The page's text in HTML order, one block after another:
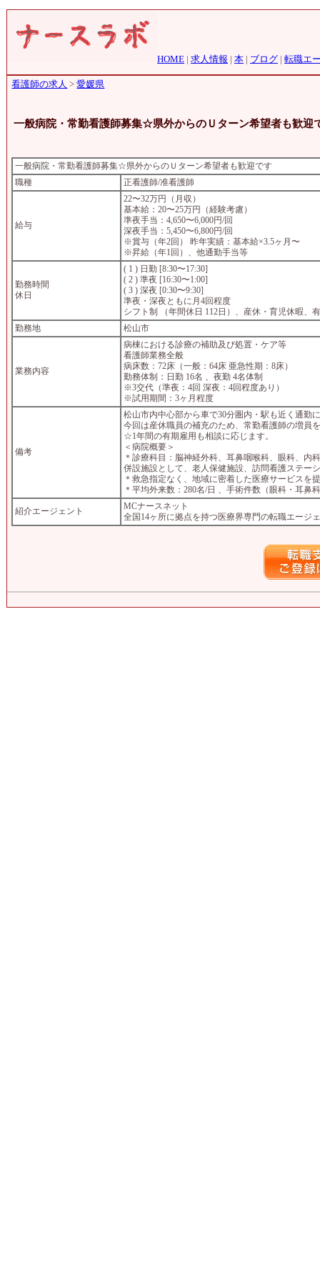
HOME | 求人情報 | 本 | ブログ | 転職エ
看護師の求人 >愛媛県
一般病院・常勤看護師募集☆県外からのＵターン希望者も歓迎
一般病院・常勤看護師募集☆県外からのＵターン希望者も歓迎です
職種
正看護師/准看護師
給与
22〜32万円（月収）
基本給：20〜25万円（経験考慮）
準夜手当：4,650〜6,000円/回
深夜手当：5,450〜6,800円/回
※賞与（年2回） 昨年実績：基本給×3.5ヶ月〜
※昇給（年1回）、他通勤手当等
勤務時間
休日
( 1 ) 日勤 [8:30〜17:30]
( 2 ) 準夜 [16:30〜1:00]
( 3 ) 深夜 [0:30〜9:30]
準夜・深夜ともに月4回程度
シフト制 （年間休日 112日）、産休・育児休暇、
勤務地
松山市
業務内容
病棟における診療の補助及び処置・ケア等
看護師業務全般
病床数：72床（一般：64床 亜急性期：8床）
勤務体制：日勤 16名 、夜勤 4名体制
※3交代（準夜：4回 深夜：4回程度あり）
※試用期間：3ヶ月程度
備考
松山市内中心部から車で30分圏内・駅も近く通勤
今回は産休職員の補充のため、常勤看護師の増員
☆1年間の有期雇用も相談に応じます。
＜病院概要＞
＊診療科目：脳神経外科、耳鼻咽喉科、眼科、内
併設施設として、老人保健施設、訪問看護ステー
＊救急指定なく、地域に密着した医療サービスを
＊平均外来数：280名/日 、手術件数（眼科・耳鼻
紹介エージェント
MCナースネット
全国14ヶ所に拠点を持つ医療界専門の転職エージ